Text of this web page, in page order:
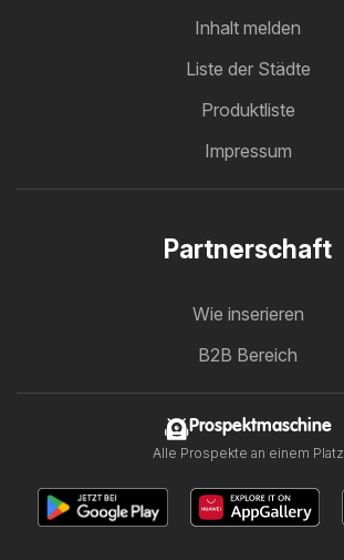
Inhalt melden
Liste der Städte
Produktliste
Impressum
Partnerschaft
Wie inserieren
B2B Bereich
Prospektmaschine
Alle Prospekte an einem Platz